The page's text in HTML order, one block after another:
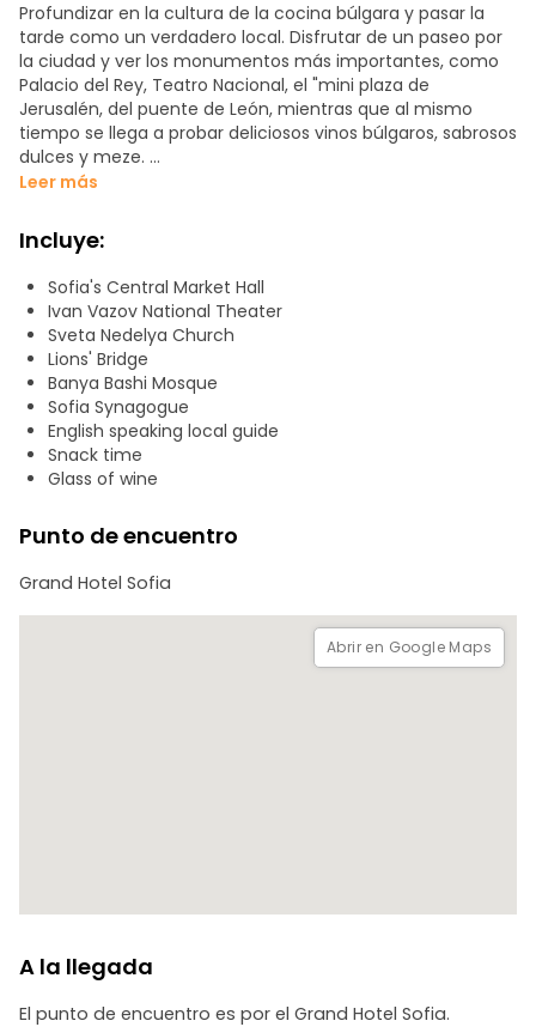
Profundizar en la cultura de la cocina búlgara y pasar la
tarde como un verdadero local. Disfrutar de un paseo por
la ciudad y ver los monumentos más importantes, como
Palacio del Rey, Teatro Nacional, el "mini plaza de
Jerusalén, del puente de León, mientras que al mismo
tiempo se llega a probar deliciosos vinos búlgaros, sabrosos
dulces y meze.
hermoso edificio del Teatro Nacional, el palacio del rey, y la
Presidencia. A partir de ahí tendrá que pagar una visita a
uno de los favoritos entre los locales, el Club de Arte,
donde podrá disfrutar de aperitivos, la ensalada de
Shopska fama mundial, y un vaso de una bebida muy
tradicional búlgara llamada ayryan.
La gira continuará entonces y la cabeza hacia la iglesia de
San Nedelya, Mezquita Banya Bashi, y la Sinagoga, en una
plaza llamada "mini Jerusalén '. Después de que su guía le
lleva a visitar la antigua Hali mercado central, donde
tendrá la oportunidad de comprar todo tipo de delicias
metro de Europa, Puente de los Leones. El recorrido
donde podrá disfrutar de fantásticos vinos búlgaros y
carnes.
Leer más
Incluye:
Sofia's Central Market Hall
Ivan Vazov National Theater
Sveta Nedelya Church
Lions' Bridge
Banya Bashi Mosque
Sofia Synagogue
English speaking local guide
Snack time
Glass of wine
Punto de encuentro
Grand Hotel Sofia
Abrir en Google Maps
A la llegada
El punto de encuentro es por el Grand Hotel Sofia.